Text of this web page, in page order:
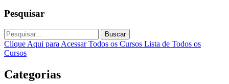
Pesquisar
Buscar
Clique Aqui para Acessar Todos os Cursos Lista de Todos os
Cursos
Categorias